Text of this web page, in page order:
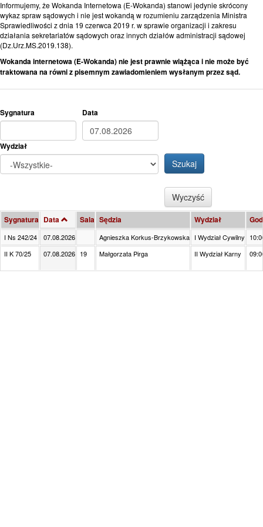
Przejdź
do
treści
Informujemy, że Wokanda Internetowa (E-Wokanda) stanowi jedynie skrócony
wykaz spraw sądowych i nie jest wokandą w rozumieniu zarządzenia Ministra
Sprawiedliwości z dnia 19 czerwca 2019 r. w sprawie organizacji i zakresu
działania sekretariatów sądowych oraz innych działów administracji sądowej
(Dz.Urz.MS.2019.138).
Wokanda internetowa (E-Wokanda) nie jest prawnie wiążąca i nie może być
traktowana na równi z pisemnym zawiadomieniem wysłanym przez sąd.
Sygnatura Data
Wydział
Szukaj
Wyczyść
Sygnatura Data Sala Sędzia Wydział
I Ns 242/24 07.08.2026 Agnieszka Korkus-Brzykowska I Wydział Cywilny
II K 70/25
07.08.2026 19 Małgorzata Pirga II Wydział Karny